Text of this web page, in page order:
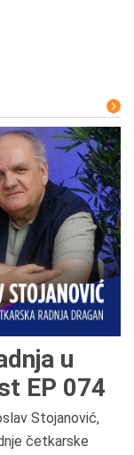
u
EP 074
Stojanović,
četkarske